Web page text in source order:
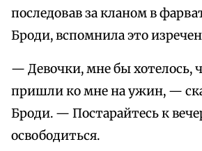
последовав за кланом в
Броди, вспомнила это
— Девочки, мне бы хотелось,
пришли ко мне на ужин, —
Броди. — Постарайтесь к
освободиться.